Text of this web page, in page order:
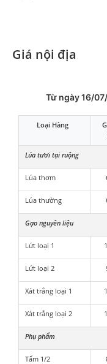
Giá nội địa
Từ ngày 16/
Loại Hàng
Lúa tươi tại ruộng
Lúa thơm
Lúa thường
Gạo nguyên liệu
Lứt loại 1
Lứt loại 2
Xát trắng loại 1
Xát trắng loại 2
Phụ phẩm
Tấm 1/2